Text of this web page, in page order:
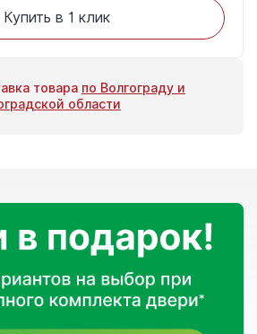
Купить в 1 клик
товара по Волгограду и
области